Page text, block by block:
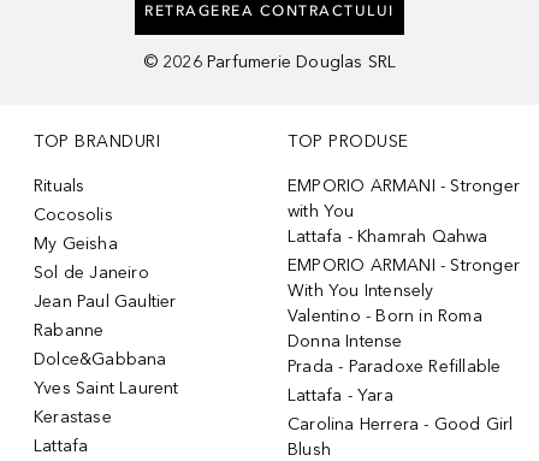
RETRAGEREA CONTRACTULUI
© 2026 Parfumerie Douglas SRL
TOP BRANDURI
Rituals
Cocosolis
My Geisha
Sol de Janeiro
Jean Paul Gaultier
Rabanne
Dolce&Gabbana
Yves Saint Laurent
Kerastase
Lattafa
TOP PRODUSE
EMPORIO ARMANI - Stronger
with You
Lattafa - Khamrah Qahwa
EMPORIO ARMANI - Stronger
With You Intensely
Valentino - Born in Roma
Donna Intense
Prada - Paradoxe Refillable
Lattafa - Yara
Carolina Herrera - Good Girl
Blush